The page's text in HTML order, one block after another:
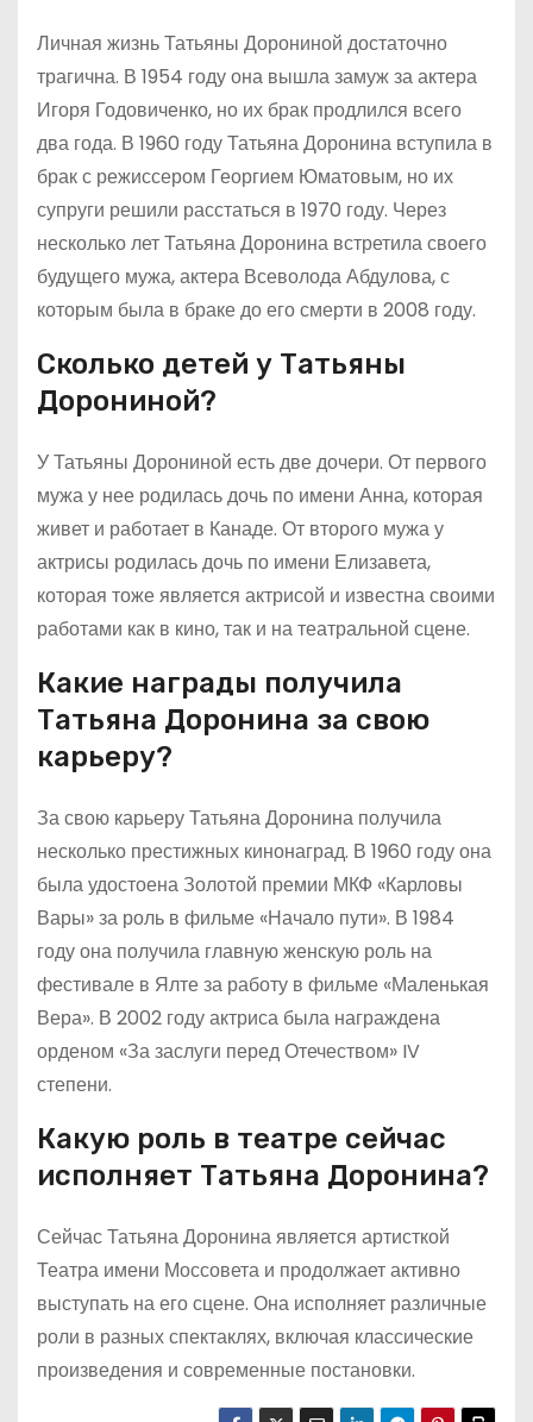
Личная жизнь Татьяны Дорониной достаточно
трагична. В 1954 году она вышла замуж за актера
Игоря Годовиченко, но их брак продлился всего
два года. В 1960 году Татьяна Доронина вступила в
брак с режиссером Георгием Юматовым, но их
супруги решили расстаться в 1970 году. Через
несколько лет Татьяна Доронина встретила своего
будущего мужа, актера Всеволода Абдулова, с
которым была в браке до его смерти в 2008 году.
Сколько детей у Татьяны
Дорониной?
У Татьяны Дорониной есть две дочери. От первого
мужа у нее родилась дочь по имени Анна, которая
живет и работает в Канаде. От второго мужа у
актрисы родилась дочь по имени Елизавета,
которая тоже является актрисой и известна своими
работами как в кино, так и на театральной сцене.
Какие награды получила
Татьяна Доронина за свою
карьеру?
За свою карьеру Татьяна Доронина получила
несколько престижных кинонаград. В 1960 году она
была удостоена Золотой премии МКФ «Карловы
Вары» за роль в фильме «Начало пути». В 1984
году она получила главную женскую роль на
фестивале в Ялте за работу в фильме «Маленькая
Вера». В 2002 году актриса была награждена
орденом «За заслуги перед Отечеством» IV
степени.
Какую роль в театре сейчас
исполняет Татьяна Доронина?
Сейчас Татьяна Доронина является артисткой
Театра имени Моссовета и продолжает активно
выступать на его сцене. Она исполняет различные
роли в разных спектаклях, включая классические
произведения и современные постановки.